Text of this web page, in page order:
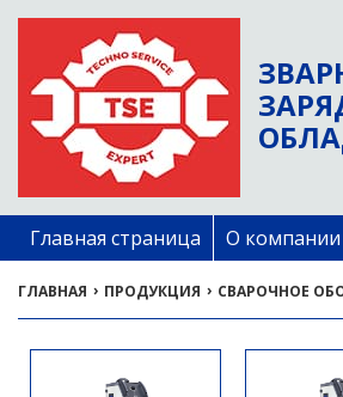
Главная страница О компании
ГЛАВНАЯ › ПРОДУКЦИЯ › СВАРОЧНОЕ